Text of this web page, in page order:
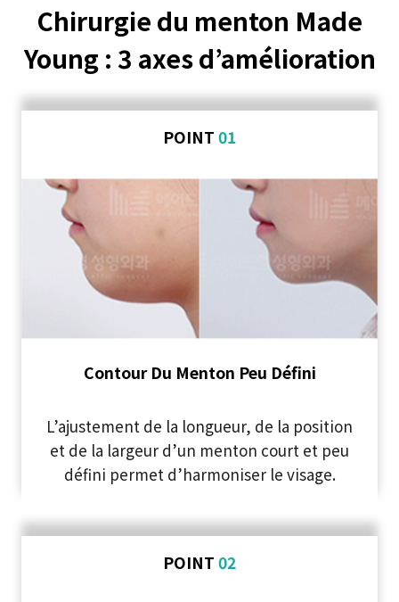
Chirurgie du menton Made
Young : 3 axes d’amélioration
POINT 01
Contour Du Menton Peu Défini
L’ajustement de la longueur, de la position
et de la largeur d’un menton court et peu
défini permet d’harmoniser le visage.
POINT 02